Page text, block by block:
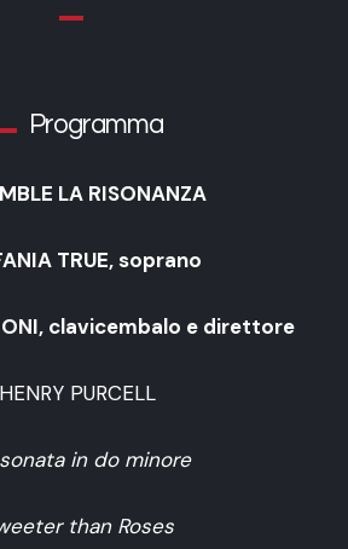
Programma
LA RISONANZA
TRUE, soprano
clavicembalo e direttore
HENRY PURCELL
in do minore
than Roses